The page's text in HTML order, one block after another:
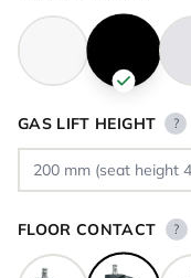
GAS LIFT HEIGHT ?
FLOOR CONTACT ?